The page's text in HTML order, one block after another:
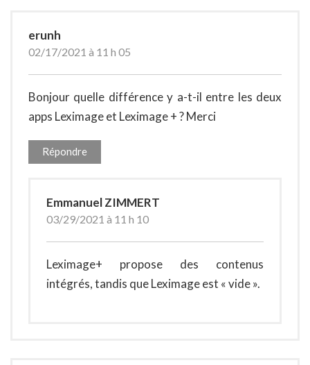
erunh
02/17/2021 à 11 h 05
Bonjour quelle différence y a-t-il entre les deux
apps Leximage et Leximage + ? Merci
Répondre
Emmanuel ZIMMERT
03/29/2021 à 11 h 10
Leximage+ propose des contenus
intégrés, tandis que Leximage est « vide ».